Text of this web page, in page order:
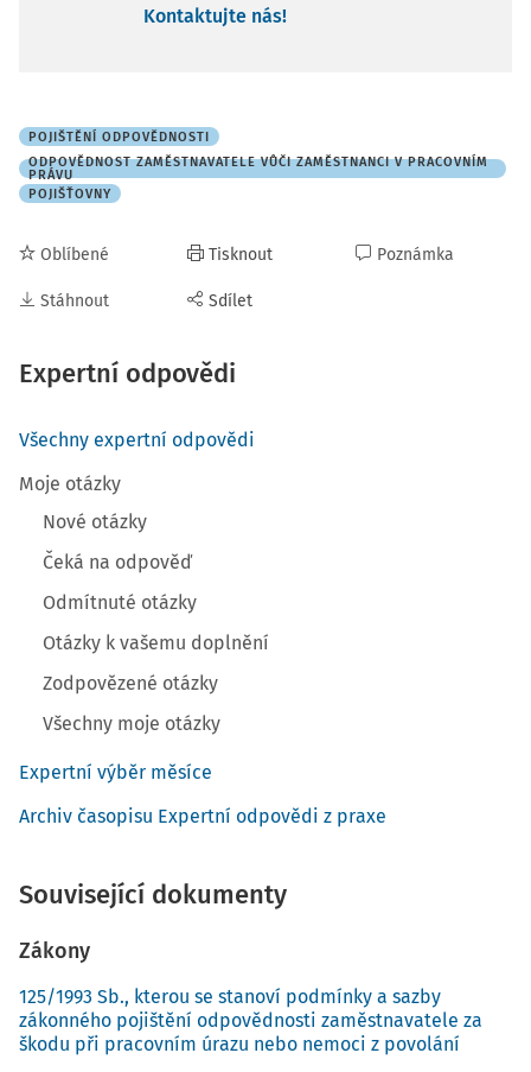
Kontaktujte nás!
POJIŠTĚNÍ ODPOVĚDNOSTI
ODPOVĚDNOST ZAMĚSTNAVATELE VŮČI ZAMĚSTNANCI V PRACOVNÍM
PRÁVU
POJIŠŤOVNY
Oblíbené
Stáhnout
Tisknout
Sdílet
Poznámka
Expertní odpovědi
Všechny expertní odpovědi
Moje otázky
Nové otázky
Čeká na odpověď
Odmítnuté otázky
Otázky k vašemu doplnění
Zodpovězené otázky
Všechny moje otázky
Expertní výběr měsíce
Archiv časopisu Expertní odpovědi z praxe
Související dokumenty
Zákony
125/1993 Sb., kterou se stanoví podmínky a sazby
zákonného pojištění odpovědnosti zaměstnavatele za
škodu při pracovním úrazu nebo nemoci z povolání